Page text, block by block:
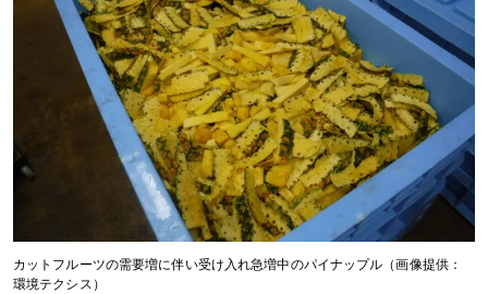
カットフルーツの需要増に伴い受け入れ急増中のパイナップル（画像提供：
環境テクシス）